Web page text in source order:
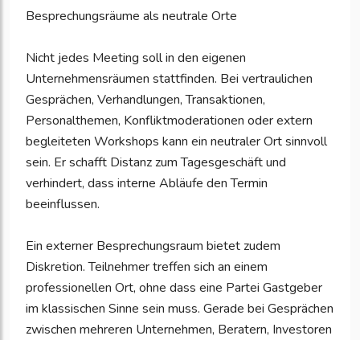
Besprechungsräume als neutrale Orte
Nicht jedes Meeting soll in den eigenen
Unternehmensräumen stattfinden. Bei vertraulichen
Gesprächen, Verhandlungen, Transaktionen,
Personalthemen, Konfliktmoderationen oder extern
begleiteten Workshops kann ein neutraler Ort sinnvoll
sein. Er schafft Distanz zum Tagesgeschäft und
verhindert, dass interne Abläufe den Termin
beeinflussen.
Ein externer Besprechungsraum bietet zudem
Diskretion. Teilnehmer treffen sich an einem
professionellen Ort, ohne dass eine Partei Gastgeber
im klassischen Sinne sein muss. Gerade bei Gesprächen
zwischen mehreren Unternehmen, Beratern, Investoren